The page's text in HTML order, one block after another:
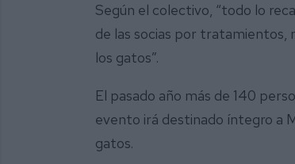
Según el colectivo, “todo lo
de las socias por tratamientos,
los gatos”.
El pasado año más de 140
evento irá destinado íntegro a
gatos.